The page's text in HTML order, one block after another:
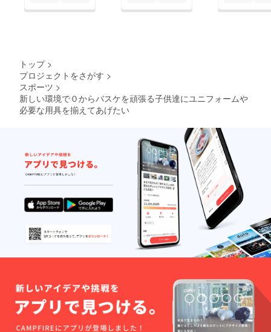
トップ >
プロジェクトをさがす >
スポーツ >
新しい環境で０からバスケを頑張る子供達にユニフォームや
必要な用具を揃えてあげたい